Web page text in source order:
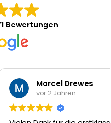
Bewertungen